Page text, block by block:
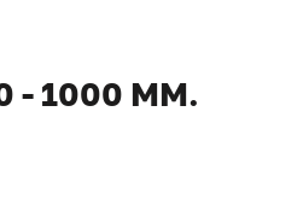
- 1000 ММ.